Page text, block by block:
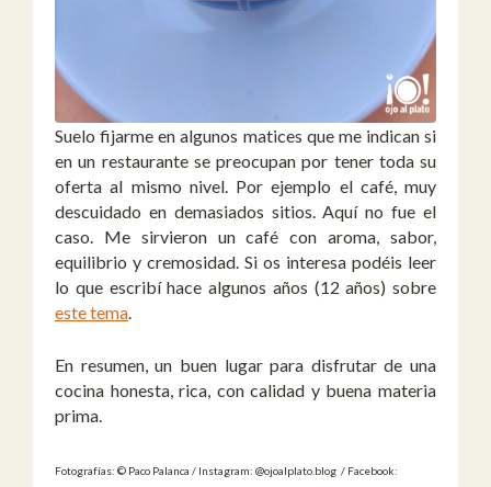
Suelo fijarme en algunos matices que me indican si
en un restaurante se preocupan por tener toda su
oferta al mismo nivel. Por ejemplo el café, muy
descuidado en demasiados sitios. Aquí no fue el
caso. Me sirvieron un café con aroma, sabor,
equilibrio y cremosidad. Si os interesa podéis leer
lo que escribí hace algunos años (12 años) sobre
este tema
En resumen, un buen lugar para disfrutar de una
cocina honesta, rica, con calidad y buena materia
prima.
Fotografías: © Paco Palanca / Instagram: @ojoalplato.blog / Facebook: